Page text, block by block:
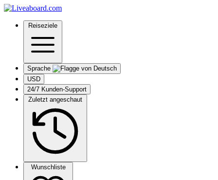
Reiseziele
Sprache
USD
24/7 Kunden-Support
Zuletzt angeschaut
Wunschliste